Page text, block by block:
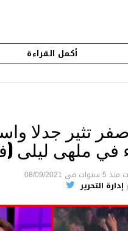
الحلقة الأخير
الثاني الكثير من
الإجتماعي فمعظم
المسلسل أشادوا
تصبر أمهاتهم.. ملا
أكمل القراءة
تثير جدلا
في ملهى ليلى
منذ 5 سنوات فى 08/09/2021
إدارة التحرير